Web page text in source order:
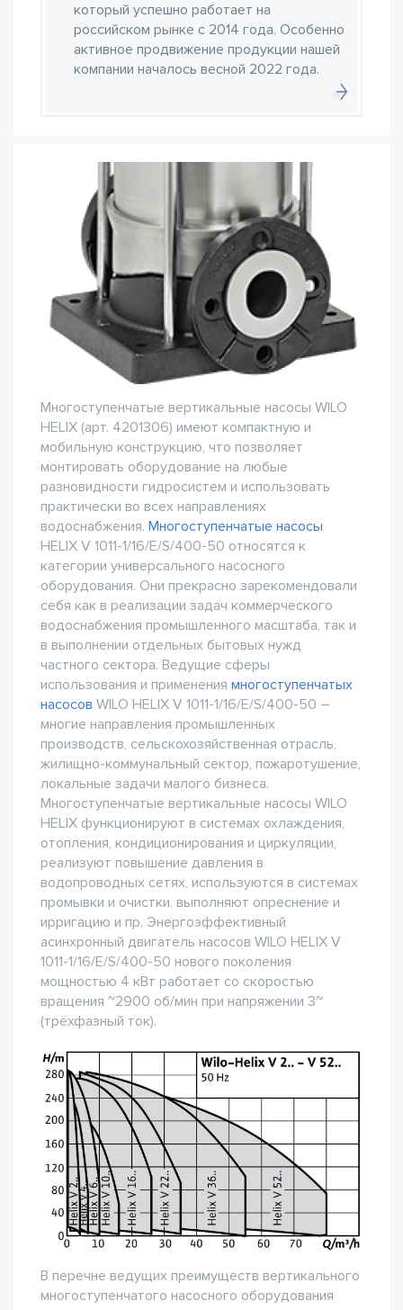
который успешно работает на
российском рынке с 2014 года. Особенно
активное продвижение продукции нашей
компании началось весной 2022 года.
Многоступенчатые вертикальные насосы WILO
HELIX (арт. 4201306) имеют компактную и
мобильную конструкцию, что позволяет
монтировать оборудование на любые
разновидности гидросистем и использовать
практически во всех направлениях
водоснабжения. Многоступенчатые насосы
HELIX V 1011-1/16/E/S/400-50 относятся к
категории универсального насосного
оборудования. Они прекрасно зарекомендовали
себя как в реализации задач коммерческого
водоснабжения промышленного масштаба, так и
в выполнении отдельных бытовых нужд
частного сектора. Ведущие сферы
использования и применения многоступенчатых
насосов WILO HELIX V 1011-1/16/E/S/400-50 –
многие направления промышленных
производств, сельскохозяйственная отрасль,
жилищно-коммунальный сектор, пожаротушение,
локальные задачи малого бизнеса.
Многоступенчатые вертикальные насосы WILO
HELIX функционируют в системах охлаждения,
отопления, кондиционирования и циркуляции,
реализуют повышение давления в
водопроводных сетях, используются в системах
промывки и очистки, выполняют опреснение и
ирригацию и пр. Энергоэффективный
асинхронный двигатель насосов WILO HELIX V
1011-1/16/E/S/400-50 нового поколения
мощностью 4 кВт работает со скоростью
вращения ~2900 об/мин при напряжении 3~
(трёхфазный ток).
В перечне ведущих преимуществ вертикального
многоступенчатого насосного оборудования